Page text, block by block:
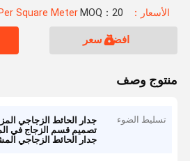
الأسعار：US$52.60 Per Square Meter MOQ：20 متر مربع
افضل سعر
منتوج وصف
تسليط الضوء جدار الحائط الزجاجي
تصميم قسم الزجاج في
جدار الحائط الزجاجي